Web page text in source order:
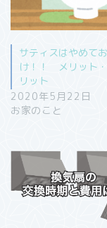
サティスはやめてお
け！！ メリット
リット
2020年5月22日
お家のこと